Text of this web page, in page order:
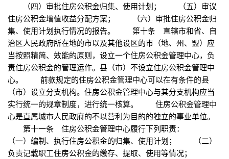
（四）审批住房公积金归集、使用计划； （五）审议
住房公积金增值收益分配方案； （六）审批住房公积金归
集、使用计划执行情况的报告。 第十条 直辖市和省、自
治区人民政府所在地的市以及其他设区的市（地、州、盟）应
当按照精简、效能的原则，设立一个住房公积金管理中心，负
责住房公积金的管理运作。县（市）不设立住房公积金管理中
心。 前款规定的住房公积金管理中心可以在有条件的县
（市）设立分支机构。住房公积金管理中心与其分支机构应当
实行统一的规章制度，进行统一核算。 住房公积金管理中
心是直属城市人民政府的不以营利为目的的独立的事业单位。
第十一条 住房公积金管理中心履行下列职责：
（一）编制、执行住房公积金的归集、使用计划； （二）
负责记载职工住房公积金的缴存、提取、使用等情况；